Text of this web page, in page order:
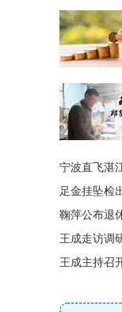
宁波直飞湛
足金挂坠检
鞠萍公布退
王成走访调
王成主持召